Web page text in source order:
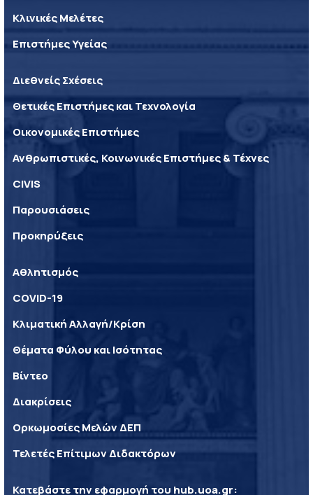
Κλινικές Μελέτες
Επιστήμες Υγείας
Διεθνείς Σχέσεις
Θετικές Επιστήμες και Τεχνολογία
Οικονομικές Επιστήμες
Ανθρωπιστικές, Κοινωνικές Επιστήμες & Τέχνες
CIVIS
Παρουσιάσεις
Προκηρύξεις
Αθλητισμός
COVID-19
Κλιματική Αλλαγή/Κρίση
Θέματα Φύλου και Ισότητας
Βίντεο
Διακρίσεις
Ορκωμοσίες Μελών ΔΕΠ
Τελετές Επίτιμων Διδακτόρων
Κατεβάστε την εφαρμογή του hub.uoa.gr: